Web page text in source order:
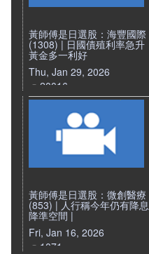
黃師傅是日選股：海豐國際
(1308) | 日國債殖利率急升
黃金多一利好
Thu, Jan 29, 2026
20016
黃師傅是日選股：微創醫療
(853) | 人行稱今年仍有降息
降準空間 |
Fri, Jan 16, 2026
1071